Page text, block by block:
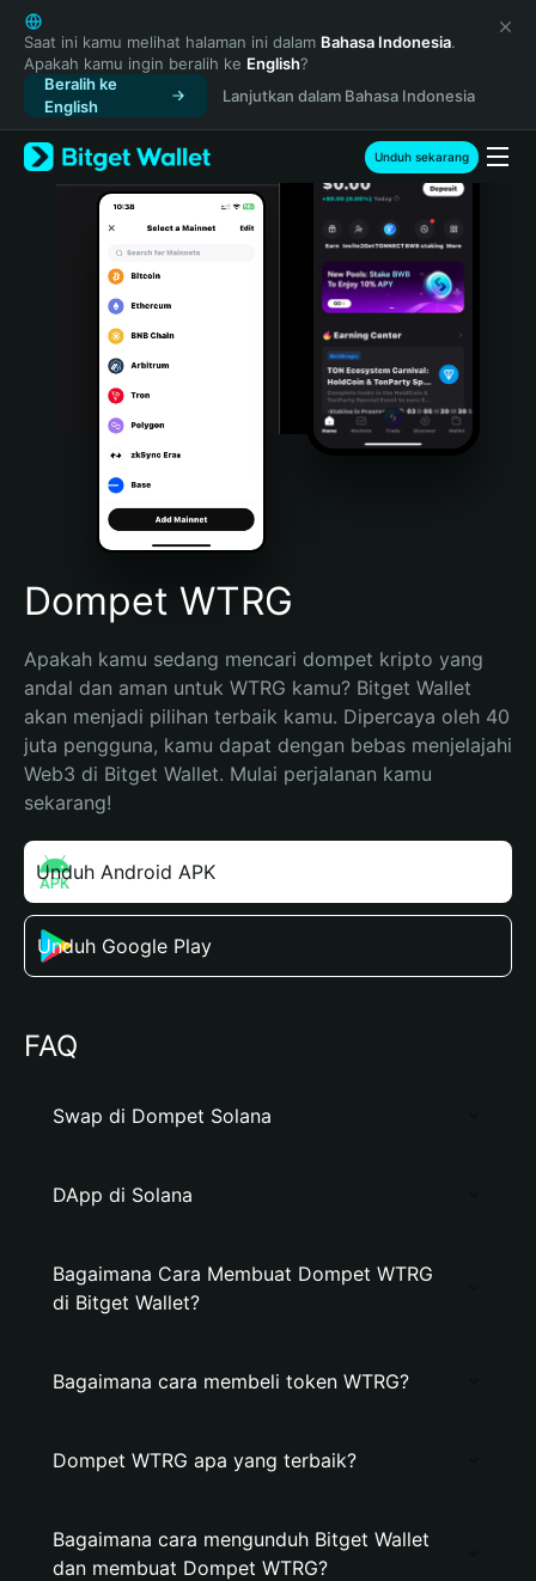
English
日本語
Tiếng Việt
Русский
Español (Latinoamérica)
Türkçe
Italiano
Português (Portugal)
Bahasa Indonesia
Português (Brasil)
Español (Argentina)
Saat ini kamu melihat halaman ini dalam Bahasa Indonesia.
Apakah kamu ingin beralih ke English?
Beralih ke
English
Lanjutkan dalam Bahasa Indonesia
Unduh sekarang
Dompet WTRG
Apakah kamu sedang mencari dompet kripto yang
andal dan aman untuk WTRG kamu? Bitget Wallet
akan menjadi pilihan terbaik kamu. Dipercaya oleh 40
juta pengguna, kamu dapat dengan bebas menjelajahi
Web3 di Bitget Wallet. Mulai perjalanan kamu
sekarang!
Unduh Android APK
Unduh Google Play
FAQ
Swap di Dompet Solana
DApp di Solana
Bagaimana Cara Membuat Dompet WTRG
di Bitget Wallet?
Bagaimana cara membeli token WTRG?
Dompet WTRG apa yang terbaik?
Bagaimana cara mengunduh Bitget Wallet
dan membuat Dompet WTRG?